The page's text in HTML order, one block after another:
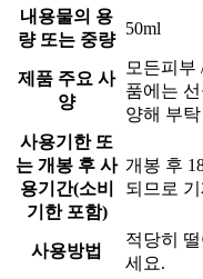
내용물의 용
량 또는 중량
50ml
제품 주요 사
양
모든피부
품에는
양해 부
사용기한 또
는 개봉 후 사
용기간(소비
기한 포함)
개봉 후
되므로
사용방법
적당히
세요.